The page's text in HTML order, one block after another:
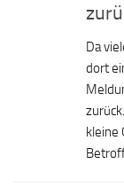
Da
dort
kleine